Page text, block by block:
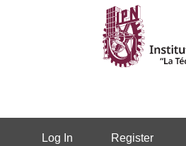
Log In Register